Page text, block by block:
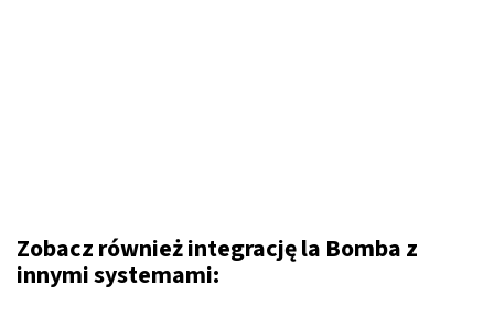
Zobacz również integrację la Bomba z
innymi systemami: